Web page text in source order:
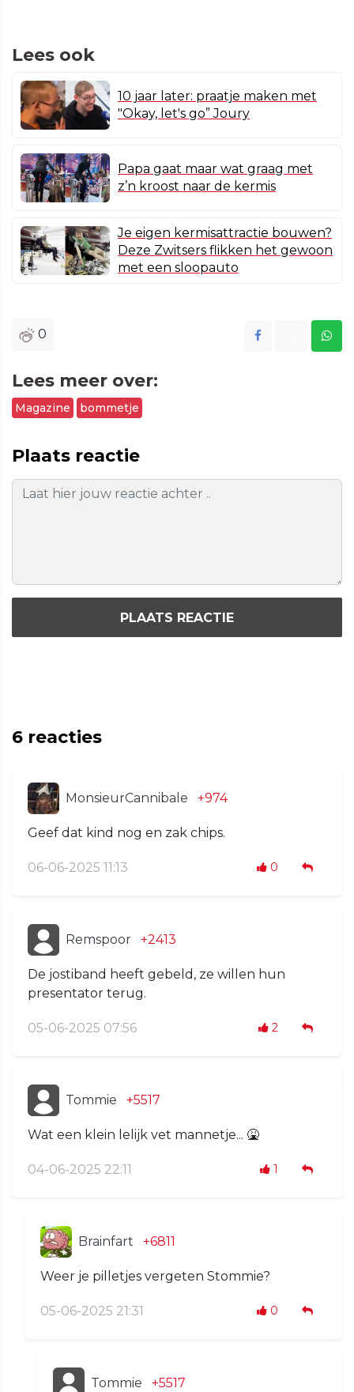
Lees ook
10 jaar later: praatje maken met
"Okay, let's go” Joury
Papa gaat maar wat graag met
z’n kroost naar de kermis
Je eigen kermisattractie bouwen?
Deze Zwitsers flikken het gewoon
met een sloopauto
0
Lees meer over:
Magazine bommetje
Plaats reactie
PLAATS REACTIE
6 reacties
MonsieurCannibale +974
Geef dat kind nog en zak chips.
06-06-2025 11:13 0
Remspoor +2413
De jostiband heeft gebeld, ze willen hun
presentator terug.
05-06-2025 07:56 2
Tommie +5517
Wat een klein lelijk vet mannetje... 🤮
04-06-2025 22:11 1
Brainfart +6811
Weer je pilletjes vergeten Stommie?
05-06-2025 21:31 0
Tommie +5517